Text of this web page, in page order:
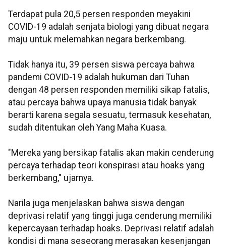
Terdapat pula 20,5 persen responden meyakini
COVID-19 adalah senjata biologi yang dibuat negara
maju untuk melemahkan negara berkembang.
Tidak hanya itu, 39 persen siswa percaya bahwa
pandemi COVID-19 adalah hukuman dari Tuhan
dengan 48 persen responden memiliki sikap fatalis,
atau percaya bahwa upaya manusia tidak banyak
berarti karena segala sesuatu, termasuk kesehatan,
sudah ditentukan oleh Yang Maha Kuasa.
"Mereka yang bersikap fatalis akan makin cenderung
percaya terhadap teori konspirasi atau hoaks yang
berkembang," ujarnya.
Narila juga menjelaskan bahwa siswa dengan
deprivasi relatif yang tinggi juga cenderung memiliki
kepercayaan terhadap hoaks. Deprivasi relatif adalah
kondisi di mana seseorang merasakan kesenjangan